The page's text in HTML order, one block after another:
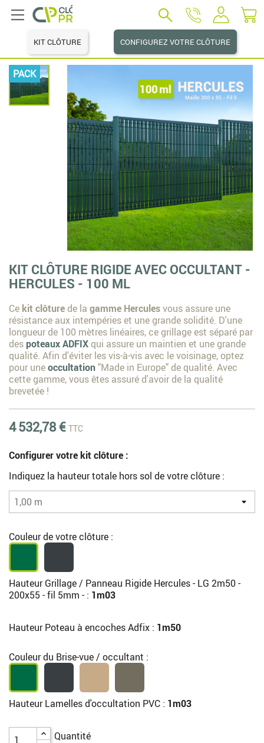
KIT CLÔTURE CONFIGUREZ VOTRE CLÔTURE
PACK
KIT CLÔTURE RIGIDE AVEC OCCULTANT -
HERCULES - 100 ML
Ce kit clôturede la gamme Herculesvous assure une
résistance aux intempéries et une grande solidité. D'une
longueur de 100 mètres linéaires, ce grillage est séparé par
des poteaux ADFIXqui assure un maintien et une grande
qualité. Afin d'éviter les vis-à-vis avec le voisinage, optez
pour uneoccultation"Made in Europe" de qualité. Avec
cette gamme, vous êtes assuré d'avoir de la qualité
brevetée !
4 532,78 € TTC
Configurer votre kit clôture :
Indiquez la hauteur totale hors sol de votre clôture :
Couleur de votre clôture :
Hauteur Grillage / Panneau Rigide Hercules - LG 2m50 -
200x55 - fil 5mm - : 1m03
Hauteur Poteau à encoches Adfix : 1m50
Couleur du Brise-vue / occultant :
Hauteur Lamelles d'occultation PVC : 1m03
Quantité